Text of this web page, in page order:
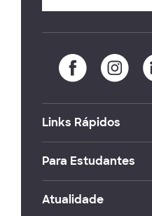
Links Rápidos
Para Estudantes
Atualidade